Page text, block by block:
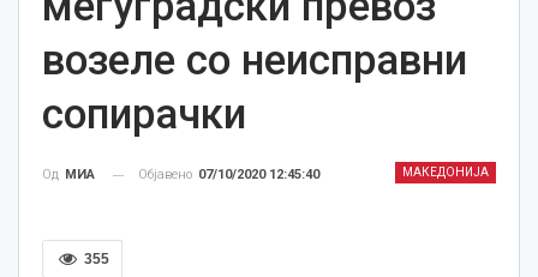
возеле со неисправни
сопирачки
МАКЕДОНИЈА
Од МИА Објавено 07/10/2020 12:45:40
355